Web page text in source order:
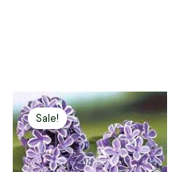
Sale!
Sale!
Prețul
inițial
a
fost:
69,00 lei.
Prețul
curent
este:
49,00 lei.